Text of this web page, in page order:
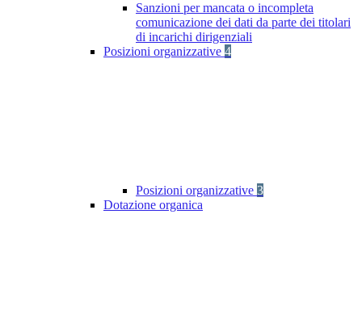
Sanzioni per mancata o incompleta
comunicazione dei dati da parte dei titolari
di incarichi dirigenziali
Posizioni organizzative 4
Posizioni organizzative 3
Dotazione organica